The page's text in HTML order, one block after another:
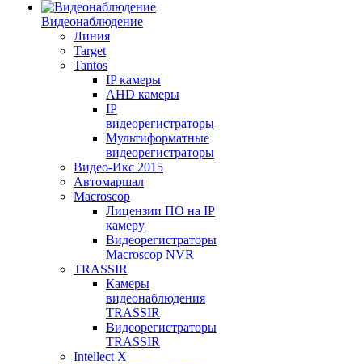
Видеонаблюдение
Линия
Target
Tantos
IP камеры
AHD камеры
IP
видеорегистраторы
Мультиформатные
видеорегистраторы
Видео-Икс 2015
Автомаршал
Macroscop
Лицензии ПО на IP
камеру
Видеорегистраторы
Macroscop NVR
TRASSIR
Камеры
видеонаблюдения
TRASSIR
Видеорегистраторы
TRASSIR
Intellect X